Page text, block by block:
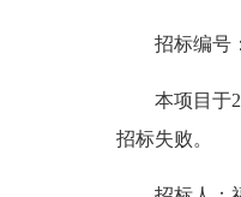
招标编号：
本项目于
招标失败。